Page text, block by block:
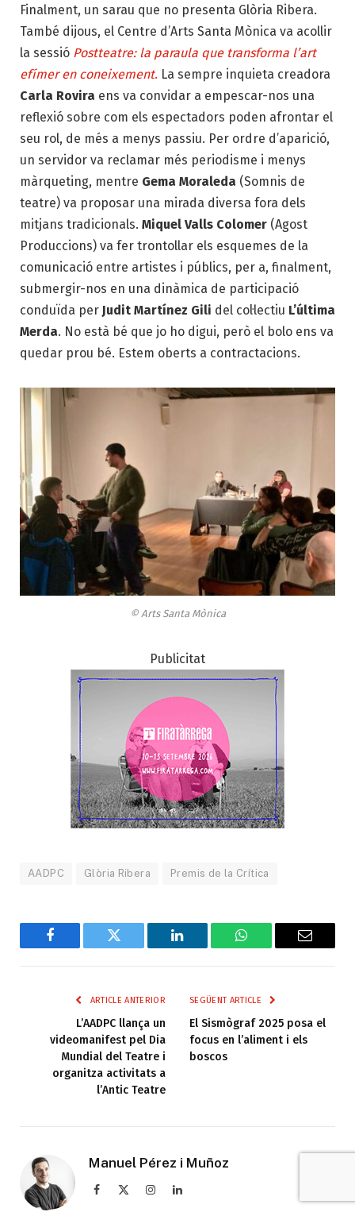
Finalment, un sarau que no presenta Glòria Ribera.
També dijous, el Centre d’Arts Santa Mònica va acollir
la sessió Postteatre: la paraula que transforma l’art
efímer en coneixement. La sempre inquieta creadora
Carla Rovira ens va convidar a empescar-nos una
reflexió sobre com els espectadors poden afrontar el
seu rol, de més a menys passiu. Per ordre d’aparició,
un servidor va reclamar més periodisme i menys
màrqueting, mentre Gema Moraleda (Somnis de
teatre) va proposar una mirada diversa fora dels
mitjans tradicionals. Miquel Valls Colomer (Agost
Produccions) va fer trontollar els esquemes de la
comunicació entre artistes i públics, per a, finalment,
submergir-nos en una dinàmica de participació
conduïda per Judit Martínez Gili del col·lectiu L’última
Merda. No està bé que jo ho digui, però el bolo ens va
quedar prou bé. Estem oberts a contractacions.
© Arts Santa Mònica
Publicitat
AADPC Glòria Ribera Premis de la Crítica
Facebook Twitter LinkedIn WhatsAppEmail
ARTICLE ANTERIOR
L’AADPC llança un
videomanifest pel Dia
Mundial del Teatre i
organitza activitats a
l’Antic Teatre
SEGÜENT ARTICLE
El Sismògraf 2025 posa el
focus en l’aliment i els
boscos
Manuel Pérez i Muñoz
Facebook InstagramLinkedIn